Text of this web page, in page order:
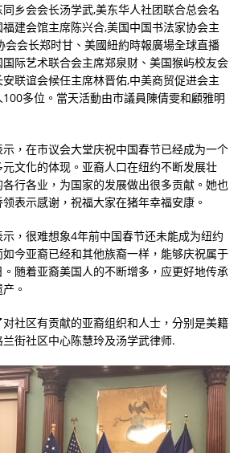
乡会会长汤学武,美东华人社团联合总会名
建会馆主席陈兴合,美国中国书法家协会主
会会长郑时甘、美國紐約時報廣場全球直播
际艺术联合会主席郑泉财、美国猴屿校友会
联谊会候任主席林晋佑,中美商贸促进会主
多位。當天活動由市議員陳倩雯和顧雅明
，在市议会大堂庆祝中国春节已经成为一个
文化的体现。亚裔人口在纽约不断发展壮
行各业，为国家的发展做出很多贡献。她也
表示感谢，祝福大家在猪年幸福安康。
，很难想象4年前中国春节还未能成为纽约
今亚裔已经和其他族裔一样，能够庆祝属于
随着亚裔美国人的不断增多，应更好地传承
。
社区有贡献的亚裔组织和人士，分别是美籍
街社区中心陈慧玲及汤学武律师.